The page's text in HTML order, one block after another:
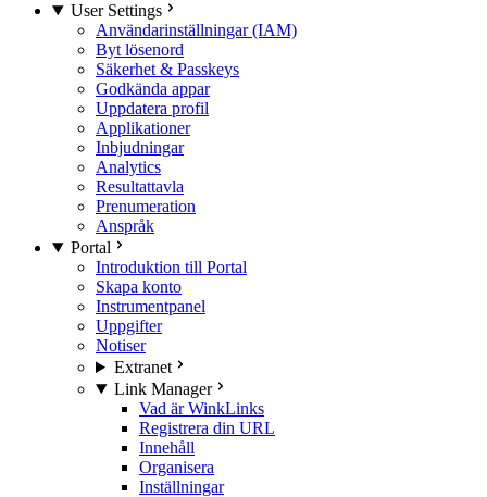
User Settings
Användarinställningar (IAM)
Byt lösenord
Säkerhet & Passkeys
Godkända appar
Uppdatera profil
Applikationer
Inbjudningar
Analytics
Resultattavla
Prenumeration
Anspråk
Portal
Introduktion till Portal
Skapa konto
Instrumentpanel
Uppgifter
Notiser
Extranet
Link Manager
Vad är WinkLinks
Registrera din URL
Innehåll
Organisera
Inställningar